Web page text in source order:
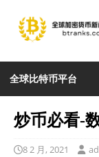
全球比特币平台
炒币必看-
8 2 月, 2021